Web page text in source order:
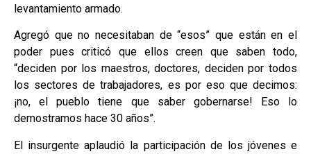
levantamiento armado.
Agregó que no necesitaban de “esos” que están en el
poder pues criticó que ellos creen que saben todo,
“deciden por los maestros, doctores, deciden por todos
los sectores de trabajadores, es por eso que decimos:
¡no, el pueblo tiene que saber gobernarse! Eso lo
demostramos hace 30 años”.
El insurgente aplaudió la participación de los jóvenes e